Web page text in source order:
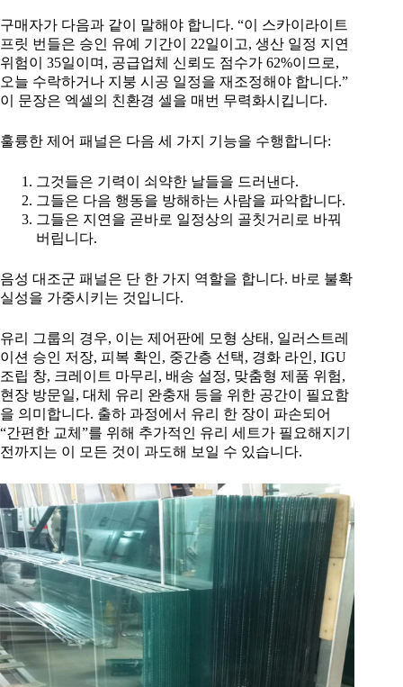
구매자가 다음과 같이 말해야 합니다. “이 스카이라이트
프릿 번들은 승인 유예 기간이 22일이고, 생산 일정 지연
위험이 35일이며, 공급업체 신뢰도 점수가 62%이므로,
오늘 수락하거나 지붕 시공 일정을 재조정해야 합니다.”
이 문장은 엑셀의 친환경 셀을 매번 무력화시킵니다.
훌륭한 제어 패널은 다음 세 가지 기능을 수행합니다:
그것들은 기력이 쇠약한 날들을 드러낸다.
그들은 다음 행동을 방해하는 사람을 파악합니다.
그들은 지연을 곧바로 일정상의 골칫거리로 바꿔
버립니다.
음성 대조군 패널은 단 한 가지 역할을 합니다. 바로 불확
실성을 가중시키는 것입니다.
유리 그룹의 경우, 이는 제어판에 모형 상태, 일러스트레
이션 승인 저장, 피복 확인, 중간층 선택, 경화 라인, IGU
조립 창, 크레이트 마무리, 배송 설정, 맞춤형 제품 위험,
현장 방문일, 대체 유리 완충재 등을 위한 공간이 필요함
을 의미합니다. 출하 과정에서 유리 한 장이 파손되어
“간편한 교체”를 위해 추가적인 유리 세트가 필요해지기
전까지는 이 모든 것이 과도해 보일 수 있습니다.